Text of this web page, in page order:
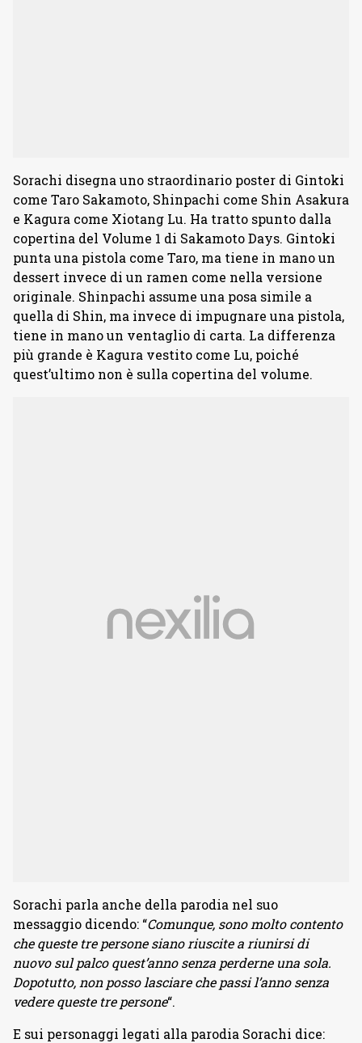
Sorachi disegna uno straordinario poster di Gintoki
come Taro Sakamoto, Shinpachi come Shin Asakura
e Kagura come Xiotang Lu. Ha tratto spunto dalla
copertina del Volume 1 di Sakamoto Days. Gintoki
punta una pistola come Taro, ma tiene in mano un
dessert invece di un ramen come nella versione
originale. Shinpachi assume una posa simile a
quella di Shin, ma invece di impugnare una pistola,
tiene in mano un ventaglio di carta. La differenza
più grande è Kagura vestito come Lu, poiché
quest’ultimo non è sulla copertina del volume.
Sorachi parla anche della parodia nel suo
messaggio dicendo: “Comunque, sono molto contento
che queste tre persone siano riuscite a riunirsi di
nuovo sul palco quest’anno senza perderne una sola.
Dopotutto, non posso lasciare che passi l’anno senza
vedere queste tre persone“.
E sui personaggi legati alla parodia Sorachi dice: